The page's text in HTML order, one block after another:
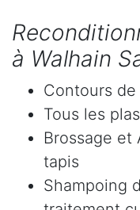
à Walhain
Contours
Tous les
Brossage
tapis
Shampoing